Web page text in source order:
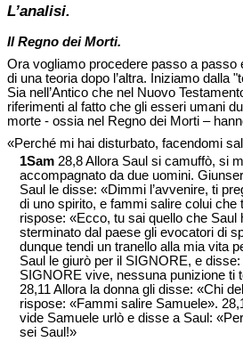
L’analisi.
Il Regno dei Morti.
Ora vogliamo procedere passo a passo
di una teoria dopo l’altra. Iniziamo dalla
Sia nell’Antico che nel Nuovo
riferimenti al fatto che gli esseri umani
morte - ossia nel Regno dei Morti –
«Perché mi hai disturbato, facendomi
1Sam 28,8 Allora Saul si camuffò, si
accompagnato da due uomini.
Saul le disse: «Dimmi l’avvenire, ti
di uno spirito, e fammi salire colui che
rispose: «Ecco, tu sai quello che Saul
sterminato dal paese gli evocatori di
dunque tendi un tranello alla mia vita
Saul le giurò per il SIGNORE, e disse:
SIGNORE vive, nessuna punizione ti
28,11 Allora la donna gli disse: «Chi
rispose: «Fammi salire Samuele».
vide Samuele urlò e disse a Saul:
sei Saul!»